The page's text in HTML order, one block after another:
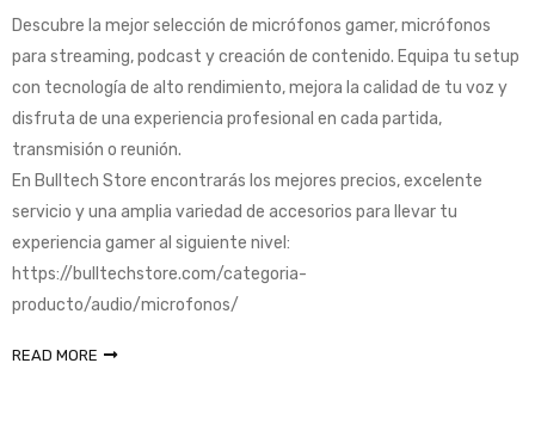
Descubre la mejor selección de micrófonos gamer, micrófonos
para streaming, podcast y creación de contenido. Equipa tu setup
con tecnología de alto rendimiento, mejora la calidad de tu voz y
disfruta de una experiencia profesional en cada partida,
transmisión o reunión.
En Bulltech Store encontrarás los mejores precios, excelente
servicio y una amplia variedad de accesorios para llevar tu
experiencia gamer al siguiente nivel:
https://bulltechstore.com/categoria-
producto/audio/microfonos/
READ MORE